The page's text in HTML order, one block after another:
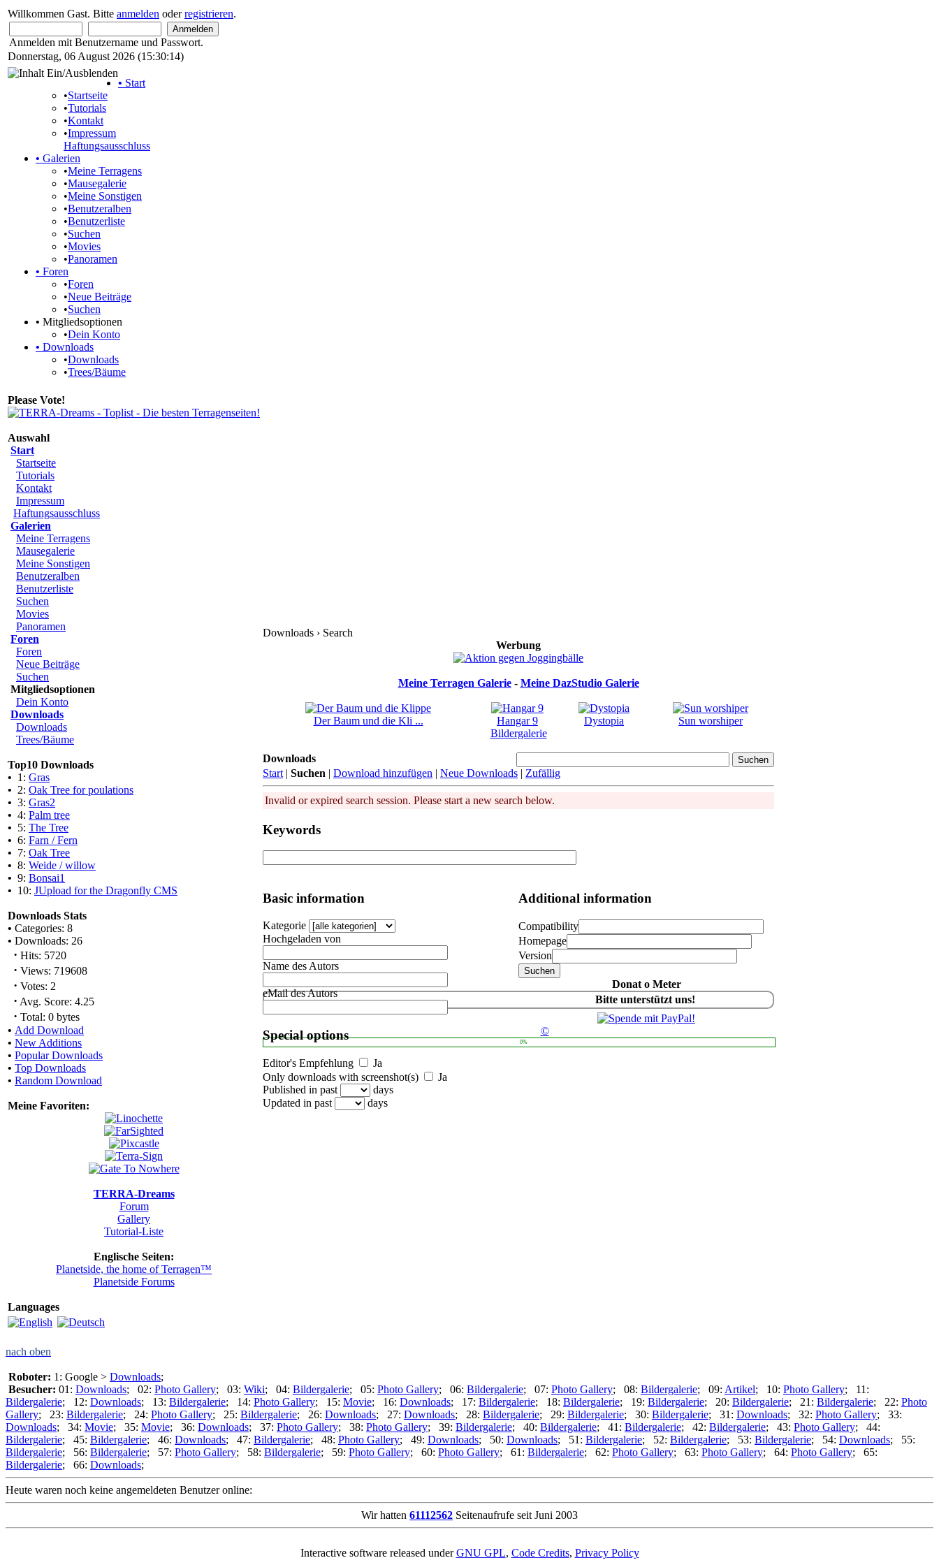
Willkommen Gast. Bitte anmelden oderregistrieren.
Anmelden mit Benutzername und Passwort.
Donnerstag, 06 August 2026 (15:30:14)
• Start
•Startseite
•Tutorials
•Kontakt
•Impressum
Haftungsausschluss
• Galerien
•Meine Terragens
•Mausegalerie
•Meine Sonstigen
•Benutzeralben
•Benutzerliste
•Suchen
•Movies
•Panoramen
• Foren
•Foren
•Neue Beiträge
•Suchen
• Mitgliedsoptionen
•Dein Konto
• Downloads
•Downloads
•Trees/Bäume
Please Vote!
Auswahl
Start
Startseite
Tutorials
Kontakt
Impressum
Haftungsausschluss
Galerien
Meine Terragens
Mausegalerie
Meine Sonstigen
Benutzeralben
Benutzerliste
Suchen
Movies
Panoramen
Foren
Foren
Neue Beiträge
Suchen
Mitgliedsoptionen
Dein Konto
Downloads
Downloads
Trees/Bäume
Top10 Downloads
• 1: Gras
• 2: Oak Tree for poulations
• 3: Gras2
• 4: Palm tree
• 5: The Tree
• 6: Farn / Fern
• 7: Oak Tree
• 8: Weide / willow
• 9: Bonsai1
• 10: JUpload for the Dragonfly CMS
Downloads Stats
• Categories: 8
• Downloads: 26
· Hits: 5720
· Views: 719608
· Votes: 2
· Avg. Score: 4.25
· Total: 0 bytes
• Add Download
• New Additions
• Popular Downloads
• Top Downloads
• Random Download
Meine Favoriten:
TERRA-Dreams
Forum
Gallery
Tutorial-Liste
Englische Seiten:
Planetside, the home of Terragen™
Planetside Forums
Languages
Downloads › Search
Werbung
Meine Terragen Galerie- Meine DazStudio Galerie
Der Baum und die Kli ... Hangar 9 Dystopia
Sun worshiper
Bildergalerie
Downloads
Start | Suchen | Download hinzufügen | Neue Downloads | Zufällig
Invalid or expired search session. Please start a new search below.
Keywords
Basic information
Kategorie
Hochgeladen von
Name des Autors
eMail des Autors
Special options
Editor's Empfehlung
Ja
Only downloads with screenshot(s)
Ja
Published in past
days
Updated in past
days
Additional information
Compatibility
Homepage
Version
Donat o Meter
Bitte unterstützt uns!
©
0%
nach oben
Roboter: 1: Google > Downloads;
Besucher: 01: Downloads; 02: Photo Gallery; 03: Wiki; 04: Bildergalerie; 05: Photo Gallery; 06: Bildergalerie; 07: Photo Gallery; 08: Bildergalerie; 09: Artikel; 10: Photo Gallery; 11:
Bildergalerie; 12: Downloads; 13: Bildergalerie; 14: Photo Gallery; 15: Movie; 16: Downloads; 17: Bildergalerie; 18: Bildergalerie; 19: Bildergalerie; 20: Bildergalerie; 21: Bildergalerie; 22: Photo
Gallery; 23: Bildergalerie; 24: Photo Gallery; 25: Bildergalerie; 26: Downloads; 27: Downloads; 28: Bildergalerie; 29: Bildergalerie; 30: Bildergalerie; 31: Downloads; 32: Photo Gallery; 33:
Downloads; 34: Movie; 35: Movie; 36: Downloads; 37: Photo Gallery; 38: Photo Gallery; 39: Bildergalerie; 40: Bildergalerie; 41: Bildergalerie; 42: Bildergalerie; 43: Photo Gallery; 44:
Bildergalerie; 45: Bildergalerie; 46: Downloads; 47: Bildergalerie; 48: Photo Gallery; 49: Downloads; 50: Downloads; 51: Bildergalerie; 52: Bildergalerie; 53: Bildergalerie; 54: Downloads; 55:
Bildergalerie; 56: Bildergalerie; 57: Photo Gallery; 58: Bildergalerie; 59: Photo Gallery; 60: Photo Gallery; 61: Bildergalerie; 62: Photo Gallery; 63: Photo Gallery; 64: Photo Gallery; 65:
Bildergalerie; 66: Downloads;
Heute waren noch keine angemeldeten Benutzer online:
Wir hatten 61112562 Seitenaufrufe seit Juni 2003
Interactive software released underGNU GPL, Code Credits, Privacy Policy